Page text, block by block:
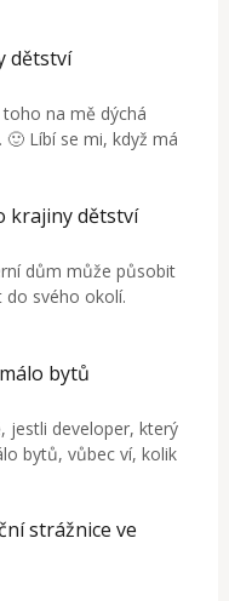
dětství
na mě dýchá
Líbí se mi, když má
krajiny dětství
dům může působit
do svého okolí.
bytů
jestli developer, který
bytů, vůbec ví, kolik
strážnice ve